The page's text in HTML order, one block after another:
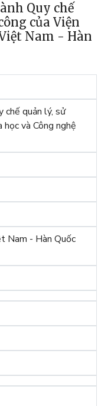
Quy chế
của Viện
Nam - Hàn
chế quản lý, sử
và Công nghệ
Nam - Hàn Quốc